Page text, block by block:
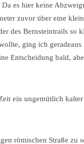
es hier keine
zuvor über eine
des Bernsteintrails so
ging ich geradeaus
Entscheidung bald,
ein ungemütlich kalter
römischen Straße zu